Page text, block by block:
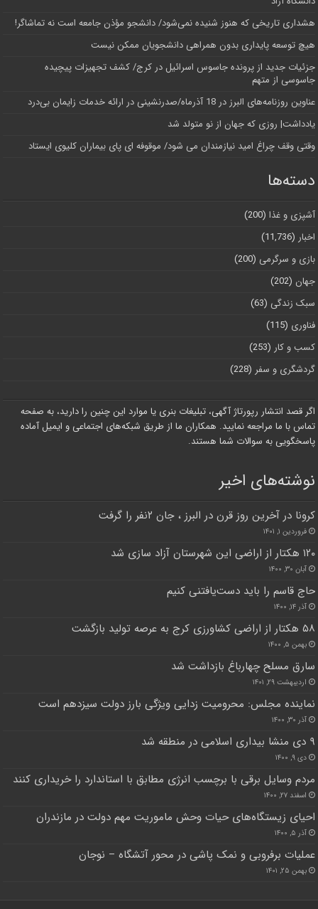
هشداری تاریخی که هنوز شنیده نمی‌شود/ دانشجو مؤذن جامعه است نه تماشاگر!
هیچ توسعه پایداری بدون همراهی دانشجویان ممکن نیست
جزئیات جدید از پرونده جاسوس اسرائیل در کرج/‌ کشف تجهیزات پیچیده
جاسوسی از متهم
عناوین روزنامه‌های البرز در ‌18 آذرماه/صدرنشینی در ارائه خدمات زایمان بی‌درد
یادداشت| روزی که جهان از نو متولد شد
وقتی وقف چراغ امید نیازمندان می شود/ موقوفه ای پای بیماران کلیوی ایستاد
دسته‌ها
آشپزی و غذا (200)
اخبار (11,736)
بازی و سرگرمی (200)
جهان (202)
سبک زندگی (63)
فناوری (115)
کسب و کار (253)
گردشگری و سفر (228)
اگر قصد انتشار رپورتاژ آگهی، تبلیغات بنری یا موارد این چنین را دارید، به صفحه
تماس با ما مراجعه نمایید. همکاران ما از طریق شبکه‌های اجتماعی و ایمیل آماده
پاسخگویی به سوالات شما هستند.
نوشته‌های اخیر
کرونا در آخرین روز قرن در البرز ، جان ۲نفر را گرفت
فروردین ۱, ۱۴۰۱
۱۲۰ هکتار از اراضی این شهرستان آزاد سازی شد
آبان ۳۰, ۱۴۰۰
حاج قاسم را باید دست‌یافتنی کنیم
آذر ۱۴, ۱۴۰۰
۵۸ هکتار از اراضی کشاورزی کرج به عرصه تولید بازگشت
بهمن ۵, ۱۴۰۰
سارق مسلح چهارباغ بازداشت شد
اردیبهشت ۲۹, ۱۴۰۱
نماینده مجلس: محرومیت زدایی ویژگی بارز دولت سیزدهم است
آذر ۳۰, ۱۴۰۰
۹ دی منشا بیداری اسلامی در منطقه شد
دی ۹, ۱۴۰۰
مردم وسایل برقی با برچسب انرژی مطابق با استاندارد را خریداری کنند
اسفند ۲۷, ۱۴۰۰
احیای زیستگاه‌های حیات وحش ماموریت مهم دولت در مازندران
آذر ۵, ۱۴۰۰
عملیات برفروبی و نمک پاشی در محور آتشگاه – نوجان
بهمن ۲۵, ۱۴۰۱